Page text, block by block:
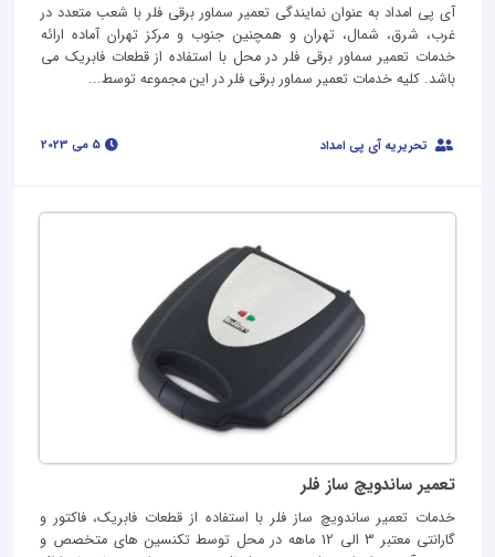
آی پی امداد به عنوان نمایندگی تعمیر سماور برقی فلر با شعب متعدد در
غرب، شرق، شمال، تهران و همچنین جنوب و مرکز تهران آماده ارائه
خدمات تعمیر سماور برقی فلر در محل با استفاده از قطعات فابریک می
باشد. کلیه خدمات تعمیر سماور برقی فلر در این مجموعه توسط...
تحریریه آی پی امداد
تعمیر ساندویچ ساز فلر
خدمات تعمیر ساندویچ ساز فلر با استفاده از قطعات فابریک، فاکتور و
گارانتی معتبر 3 الی 12 ماهه در محل توسط تکنسین های متخصص و